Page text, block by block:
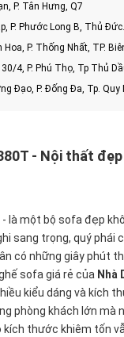
P. Tân Hưng, Q7
P. Phước Long B, Thủ Đức.
Hoa, P. Thống Nhất, TP.
4, P. Phú Thọ, Tp Thủ
Đạo, P. Đống Đa, Tp. Quy
- Nội thất
- là một bộ sofa đẹp
sang trọng, quý phái
có những giây phút
sofa giá rẻ của Nhà
kiểu dáng và kích
phòng khách lớn mà
kích thước khiêm tốn